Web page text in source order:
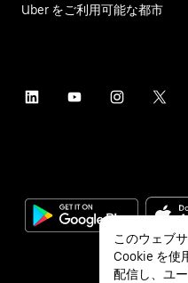
Uber をご利用可能な都市
このウェブ
Cookie を使
配信し、ユ